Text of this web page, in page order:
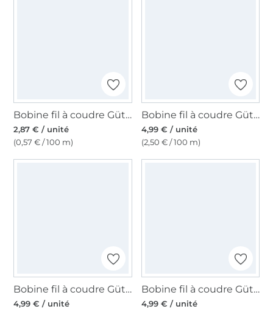
Bobine fil à coudre Gütermann 500m polyester Toldi, (369) bordeaux
2,87 € / unité
(0,57 € / 100 m)
Bobine fil à coudre Gütermann 200m polyester, (068) bleu guède
4,99 € / unité
(2,50 € / 100 m)
Bobine fil à coudre Gütermann 200m polyester, (286) jaune or
4,99 € / unité
Bobine fil à coudre Gütermann 200m polyester, (624) vieux rose
4,99 € / unité